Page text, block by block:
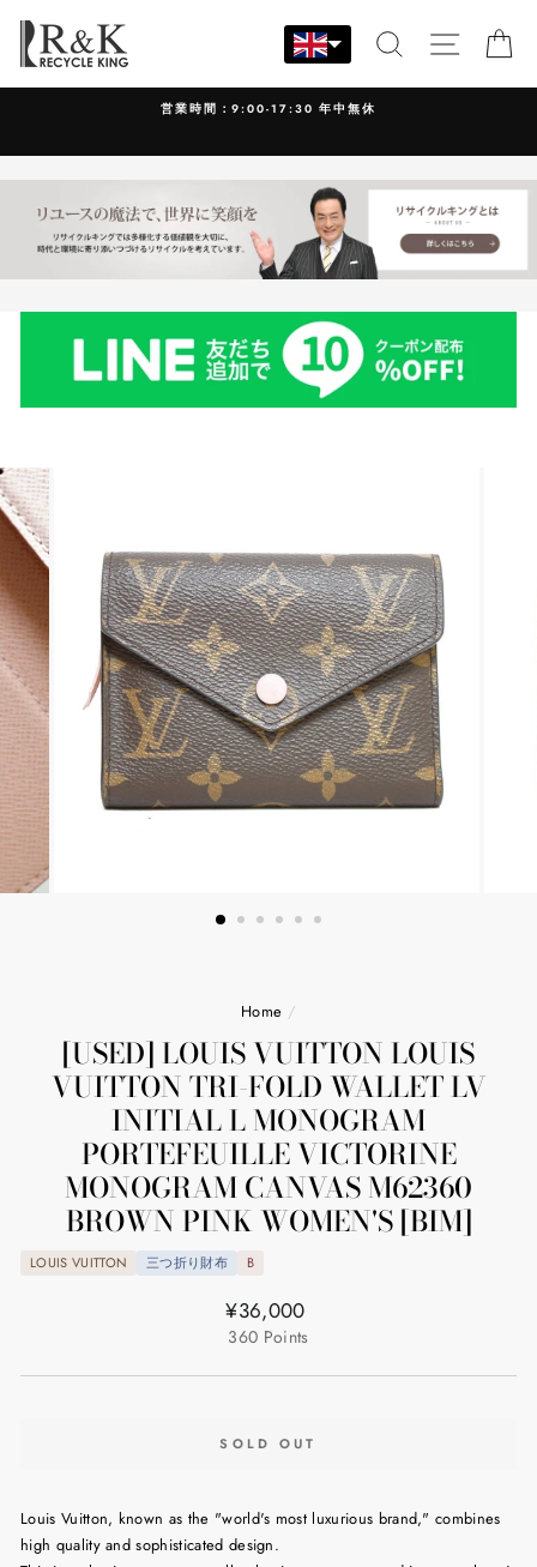
content
SEARCHSITE
営業時間：9:00-17:30 年中無休
Home /
[USED] LOUIS VUITTON LOUIS
VUITTON TRI-FOLD WALLET LV
INITIAL L MONOGRAM
PORTEFEUILLE VICTORINE
MONOGRAM CANVAS M62360
BROWN PINK WOMEN'S [BIM]
LOUIS VUITTON 三つ折り財布 B
Regular
price
¥36,000
360 Points
SOLD OUT
Louis Vuitton, known as the "world's most luxurious brand," combines
high quality and sophisticated design.